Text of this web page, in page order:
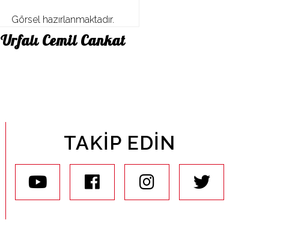
Görsel hazırlanmaktadır.
Urfalı Cemil Cankat
TAKIP EDIN
youtube facebook instagram